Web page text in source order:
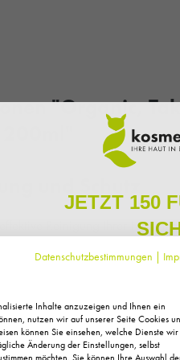
"Organic,
und Schutz
Reinigung Ihrer Haut
dieser Reinigungsmilch
schonend, ohne den
gleichzeitig erfrischt, was für
Ihre Haut optimal auf die
Datenschutzbestimmungen |
Inhalte anzuzeigen und Ihnen ein
nutzen wir auf unserer Seite Cookies
können Sie einsehen, welche Dienste wir
Änderung der Einstellungen, selbst
JETZT 150
Melden Sie sich zu
regelmäßig exklusive
Pflege, neue Produkte
Als kleines Dankeschön für
Ihnen150 Fuchstaler*, die
Einkauf